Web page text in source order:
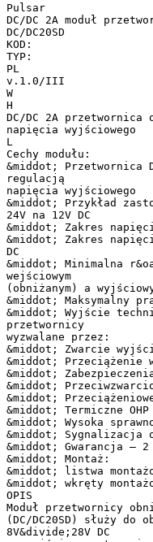
Pulsar
DC/DC 2A moduł
DC/DC20SD
KOD:
TYP:
PL
v.1.0/III
W
H
DC/DC 2A
napięcia wyjściowego
L
Cechy modułu:
&middot; Przetwornica
regulacją
napięcia wyjściowego
&middot; Przykład
24V na 12V DC
&middot; Zakres
&middot; Zakres
DC
&middot; Minimalna
wejściowym
(obniżanym) a
&middot; Maksymalny
&middot; Wyjście
przetwornicy
wyzwalane przez:
&middot; Zwarcie
&middot; Przeciążenie
&middot;
&middot;
&middot;
&middot; Termiczne OHP
&middot; Wysoka
&middot; Sygnalizacja
&middot; Gwarancja –
&middot; Montaż:
&middot; listwa
&middot; wkręty
OPIS
Moduł przetwornicy
(DC/DC20SD) służy
8V&divide;28V DC